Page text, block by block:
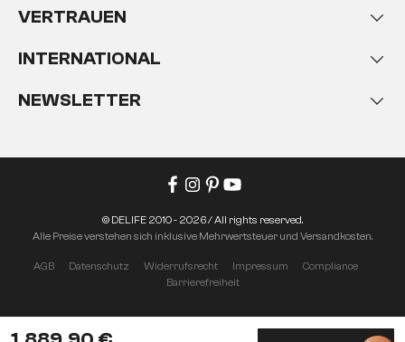
VERTRAUEN
INTERNATIONAL
NEWSLETTER
AGB Datenschutz Widerrufsrecht Impressum
Compliance
Barrierefreiheit
© DELIFE 2010 - 2026 / All rights reserved.
Alle Preise verstehen sich inklusive Mehrwertsteuer und Versandkosten.